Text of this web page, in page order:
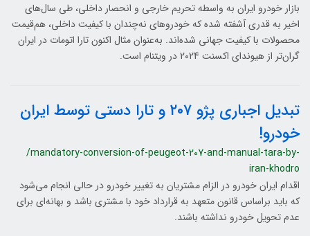
بازار خودرو ایران به واسطه تحریم خارجی و انحصار داخلی، طی سال‌های
اخیر به قدری آشفته شده که خودروهای نه‌چندان با کیفیت داخلی، هم‌قیمت
محصولات با کیفیت جهانی شده‌اند. به‌عنوان مثال اکنون تارا اتومات در ایران
گران‌تر از هیوندای اکسنت 2024 در ویتنام است.
تبدیل اجباری پژو ۲۰۷ و تارا دستی توسط ایران
خودرو!
/mandatory-conversion-of-peugeot-207-and-manual-tara-by-
iran-khodro
اقدام ایران خودرو در الزام مشتریان به تغییر خودرو در حالی انجام می‌شود
که باید براساس قانون متعهد به قرارداد خود با مشتری باشد و بهانه‌ای برای
عدم تحویل خودرو نداشته باشند.